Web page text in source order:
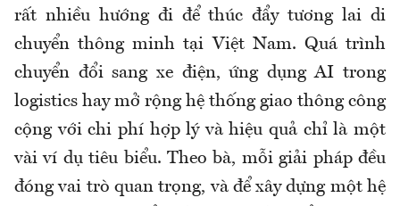
rất nhiều hướng đi để thúc đẩy tương lai di
chuyển thông minh tại Việt Nam. Quá trình
chuyển đổi sang xe điện, ứng dụng AI trong
logistics hay mở rộng hệ thống giao thông công
cộng với chi phí hợp lý và hiệu quả chỉ là một
vài ví dụ tiêu biểu. Theo bà, mỗi giải pháp đều
đóng vai trò quan trọng, và để xây dựng một hệ